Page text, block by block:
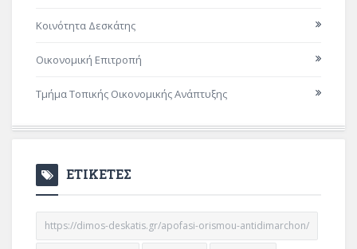
Κοινότητα Δεσκάτης
Οικονομική Επιτροπή
Τμήμα Τοπικής Οικονομικής Ανάπτυξης
ΕΤΙΚΕΤΕΣ
https://dimos-deskatis.gr/apofasi-orismou-antidimarchon/